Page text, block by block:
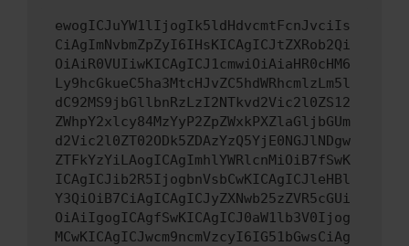
ewogICJuYW1lIjogIk5ldHdvcmtFcnJvciIs
CiAgImNvbmZpZyI6IHsKICAgICJtZXRob2Qi
OiAiR0VUIiwKICAgICJ1cmwiOiAiaHR0cHM6
Ly9hcGkueC5ha3MtcHJvZC5hdWRhcmlzLm5l
dC92MS9jbGllbnRzLzI2NTkvd2Vic2l0ZS12
ZWhpY2xlcy84MzYyP2ZpZWxkPXZlaGljbGUm
d2Vic2l0ZT02ODk5ZDAzYzQ5YjE0NGJlNDgw
ZTFkYzYiLAogICAgImhlYWRlcnMiOiB7fSwK
ICAgICJib2R5IjogbnVsbCwKICAgICJleHBl
Y3QiOiB7CiAgICAgICJyZXNwb25zZVR5cGUi
OiAiIgogICAgfSwKICAgICJ0aW1lb3V0Ijog
MCwKICAgICJwcm9ncmVzcyI6IG51bGwsCiAg